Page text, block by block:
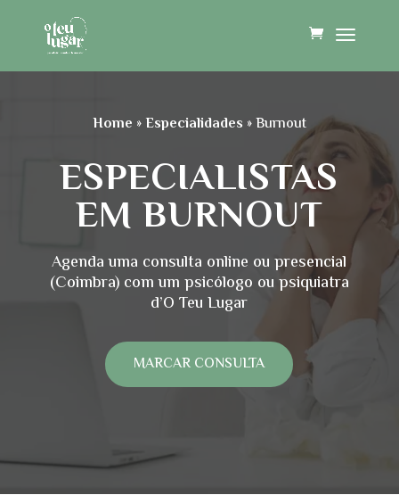
Home »Especialidades »Burnout
ESPECIALISTAS
EMBURNOUT
Agenda uma consulta online ou presencial
(Coimbra) com um psicólogo ou psiquiatra
d’O Teu Lugar
MARCAR CONSULTA